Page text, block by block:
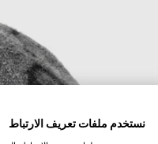
نستخدم ملفات تعريف الارتباط